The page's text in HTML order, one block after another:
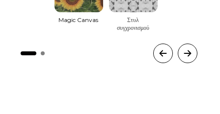
Magic Canvas
Στυλ
συγχρονισμού